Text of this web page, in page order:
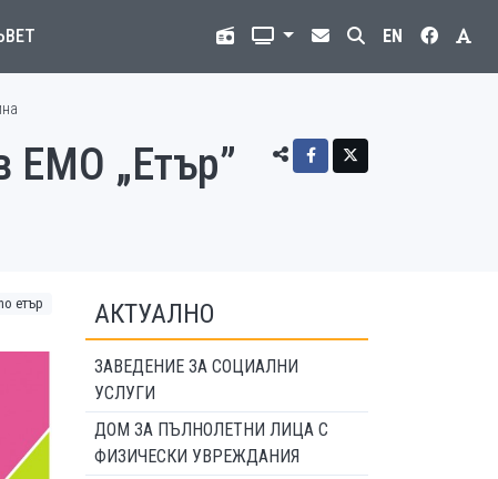
EN
ЕМО „Етър”
етър АКТУАЛНО
ЗАВЕДЕНИЕ ЗА СОЦИАЛНИ
УСЛУГИ
ДОМ ЗА ПЪЛНОЛЕТНИ ЛИЦА С
ФИЗИЧЕСКИ УВРЕЖДАНИЯ